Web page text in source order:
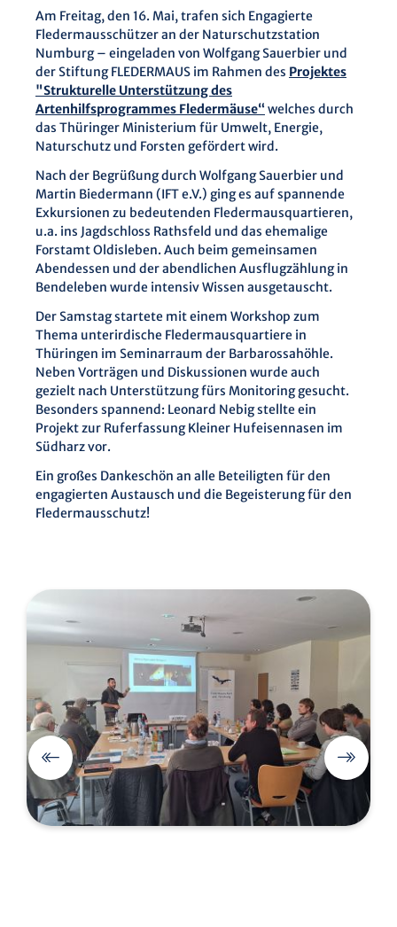
Am Freitag, den 16. Mai, trafen sich Engagierte
Fledermausschützer an der Naturschutzstation
Numburg – eingeladen von Wolfgang Sauerbier und
der Stiftung FLEDERMAUS im Rahmen des Projektes
"Strukturelle Unterstützung des
Artenhilfsprogrammes Fledermäuse“welches durch
das Thüringer Ministerium für Umwelt, Energie,
Naturschutz und Forsten gefördert wird.
Nach der Begrüßung durch Wolfgang Sauerbier und
Martin Biedermann (IFT e.V.) ging es auf spannende
Exkursionen zu bedeutenden Fledermausquartieren,
u.a. ins Jagdschloss Rathsfeld und das ehemalige
Forstamt Oldisleben. Auch beim gemeinsamen
Abendessen und der abendlichen Ausflugzählung in
Bendeleben wurde intensiv Wissen ausgetauscht.
Der Samstag startete mit einem Workshop zum
Thema unterirdische Fledermausquartiere in
Thüringen im Seminarraum der Barbarossahöhle.
Neben Vorträgen und Diskussionen wurde auch
gezielt nach Unterstützung fürs Monitoring gesucht.
Besonders spannend: Leonard Nebig stellte ein
Projekt zur Ruferfassung Kleiner Hufeisennasen im
Südharz vor.
Ein großes Dankeschön an alle Beteiligten für den
engagierten Austausch und die Begeisterung für den
Fledermausschutz!